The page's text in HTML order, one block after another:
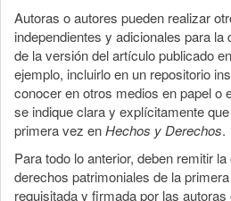
Autoras o autores pueden realizar
independientes y adicionales para
de la versión del artículo publicado en
ejemplo, incluirlo en un repositorio
conocer en otros medios en papel o
se indique clara y explícitamente
primera vez enHechos y Derechos.
Para todo lo anterior, deben remitir
derechos patrimoniales de la
requisitada y firmada por las